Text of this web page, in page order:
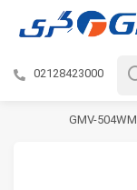
02128423000